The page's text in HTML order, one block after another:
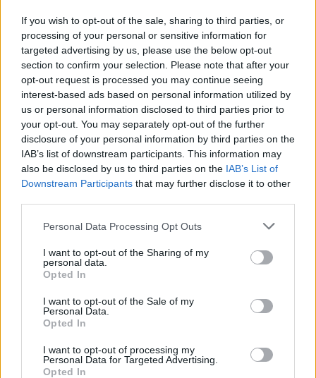
If you wish to opt-out of the sale, sharing to third parties, or
processing of your personal or sensitive information for
targeted advertising by us, please use the below opt-out
section to confirm your selection. Please note that after your
opt-out request is processed you may continue seeing
interest-based ads based on personal information utilized by
us or personal information disclosed to third parties prior to
your opt-out. You may separately opt-out of the further
disclosure of your personal information by third parties on the
IAB’s list of downstream participants. This information may
also be disclosed by us to third parties on the IAB’s List of
Downstream Participants that may further disclose it to other
Please note that this website/app uses one or more Google
not limited to your visit or usage behaviour. You may click to
grant or deny consent to Google and its third-party tags to
use your data for below specified purposes in below Google
consent section.
Personal Data Processing Opt Outs
I want to opt-out of the Sharing of my
personal data.
Opted In
I want to opt-out of the Sale of my
Personal Data.
Opted In
I want to opt-out of processing my
Personal Data for Targeted Advertising.
Opted In
06/08/2026
Η FIVB σχεδιάζει να διοργανώσει το Παγκόσμιο
Πρωτάθλημα τον Δεκέμβριο – Αντιδρούν οι σύλλογοι
Έτοιμη για… υψηλές πτήσεις η Μπενφίκα του Ψάρρα
με τον «Ιπτάμενο Ολλανδό» Βίλτενμπουργκ
05/08/2026
Ισόπαλο το πρωτο φιλικό τεστ της Εθνικής στο
Ουρμπίνο
Προς στρατηγική συνεργασία ΠΑΣΑΠΠ και
Πανεπιστημίου Πατρών
05/08/2026
Πρώτο δυνατό τεστ της Εθνικής Γυναικών επί ιταλικού
εδάφους με Σουηδία